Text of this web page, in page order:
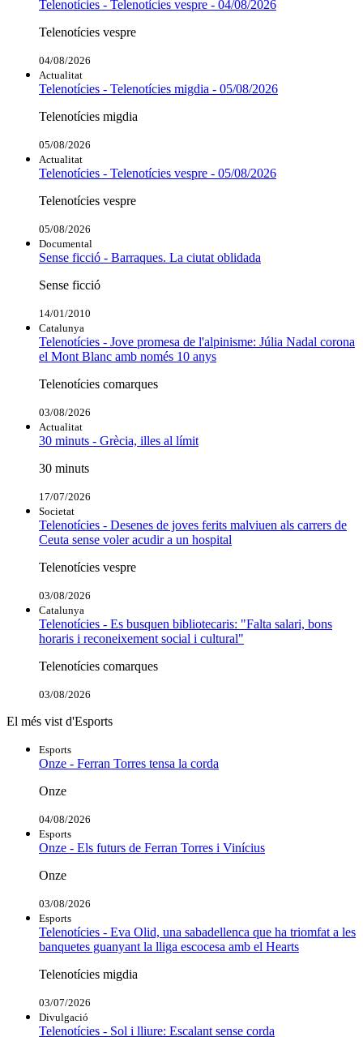
Telenotícies - Telenotícies vespre - 04/08/2026
Telenotícies vespre
04/08/2026
Actualitat
Telenotícies - Telenotícies migdia - 05/08/2026
Telenotícies migdia
05/08/2026
Actualitat
Telenotícies - Telenotícies vespre - 05/08/2026
Telenotícies vespre
05/08/2026
Documental
Sense ficció - Barraques. La ciutat oblidada
Sense ficció
14/01/2010
Catalunya
Telenotícies - Jove promesa de l'alpinisme: Júlia Nadal corona
el Mont Blanc amb només 10 anys
Telenotícies comarques
03/08/2026
Actualitat
30 minuts - Grècia, illes al límit
30 minuts
17/07/2026
Societat
Telenotícies - Desenes de joves ferits malviuen als carrers de
Ceuta sense voler acudir a un hospital
Telenotícies vespre
03/08/2026
Catalunya
Telenotícies - Es busquen bibliotecaris: "Falta salari, bons
horaris i reconeixement social i cultural"
Telenotícies comarques
03/08/2026
El més vist d'Esports
Esports
Onze - Ferran Torres tensa la corda
Onze
04/08/2026
Esports
Onze - Els futurs de Ferran Torres i Vinícius
Onze
03/08/2026
Esports
Telenotícies - Eva Olid, una sabadellenca que ha triomfat a les
banquetes guanyant la lliga escocesa amb el Hearts
Telenotícies migdia
03/07/2026
Divulgació
Telenotícies - Sol i lliure: Escalant sense corda